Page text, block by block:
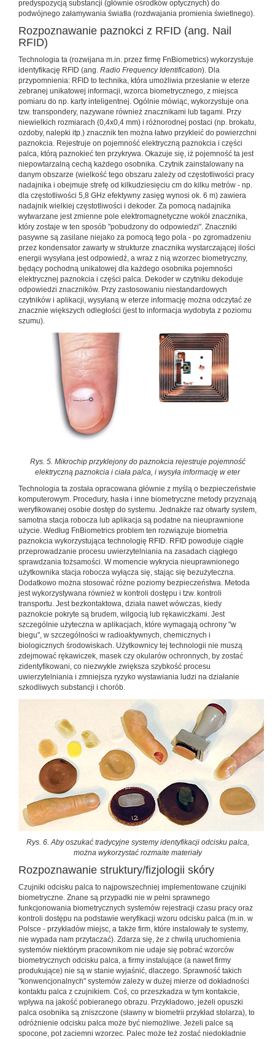
predyspozycją substancji (głównie ośrodków optycznych) do
podwójnego załamywania światła (rozdwajania promienia świetlnego).
Rozpoznawanie paznokci z RFID (ang. Nail
RFID)
Technologia ta (rozwijana m.in. przez firmę FnBiometrics) wykorzystuje
identyfikację RFID (ang. Radio Frequency Identification). Dla
przypomnienia: RFID to technika, która umożliwia przesłanie w eterze
zebranej unikatowej informacji, wzorca biometrycznego, z miejsca
pomiaru do np. karty inteligentnej. Ogólnie mówiąc, wykorzystuje ona
tzw. transpondery, nazywane również znacznikami lub tagami. Przy
niewielkich rozmiarach (0,4x0,4 mm) i różnorodnej postaci (np. brokatu,
ozdoby, nalepki itp.) znacznik ten można łatwo przykleić do powierzchni
paznokcia. Rejestruje on pojemność elektryczną paznokcia i części
palca, którą paznokieć ten przykrywa. Okazuje się, iż pojemność ta jest
niepowtarzalną cechą każdego osobnika. Czytnik zainstalowany na
danym obszarze (wielkość tego obszaru zależy od częstotliwości pracy
nadajnika i obejmuje strefę od kilkudziesięciu cm do kilku metrów - np.
dla częstotliwości 5,8 GHz efektywny zasięg wynosi ok. 6 m) zawiera
nadajnik wielkiej częstotliwości i dekoder. Za pomocą nadajnika
wytwarzane jest zmienne pole elektromagnetyczne wokół znacznika,
który zostaje w ten sposób "pobudzony do odpowiedzi". Znaczniki
pasywne są zasilane niejako za pomocą tego pola - po zgromadzeniu
przez kondensator zawarty w strukturze znacznika wystarczającej ilości
energii wysyłana jest odpowiedź, a wraz z nią wzorzec biometryczny,
będący pochodną unikatowej dla każdego osobnika pojemności
elektrycznej paznokcia i części palca. Dekoder w czytniku dekoduje
odpowiedzi znaczników. Przy zastosowaniu niestandardowych
czytników i aplikacji, wysyłaną w eterze informację można odczytać ze
znacznie większych odległości (jest to informacja wydobyta z poziomu
szumu).
Rys. 5. Mikrochip przyklejony do paznokcia rejestruje pojemność
elektryczną paznokcia i ciała palca, i wysyła informację w eter
Technologia ta została opracowana głównie z myślą o bezpieczeństwie
komputerowym. Procedury, hasła i inne biometryczne metody przyznają
weryfikowanej osobie dostęp do systemu. Jednakże raz otwarty system,
samotna stacja robocza lub aplikacja są podatne na nieuprawnione
użycie. Według FnBiometrics problem ten rozwiązuje biometria
paznokcia wykorzystująca technologię RFID. RFID powoduje ciągłe
przeprowadzanie procesu uwierzytelniania na zasadach ciągłego
sprawdzania tożsamości. W momencie wykrycia nieuprawnionego
użytkownika stacja robocza wyłącza się, stając się bezużyteczna.
Dodatkowo można stosować różne poziomy bezpieczeństwa. Metoda
jest wykorzystywana również w kontroli dostępu i tzw. kontroli
transportu. Jest bezkontaktowa, działa nawet wówczas, kiedy
paznokcie pokryte są brudem, wilgocią lub rękawiczkami. Jest
szczególnie użyteczna w aplikacjach, które wymagają ochrony "w
biegu", w szczególności w radioaktywnych, chemicznych i
biologicznych środowiskach. Użytkownicy tej technologii nie muszą
zdejmować rękawiczek, masek czy okularów ochronnych, by zostać
zidentyfikowani, co niezwykle zwiększa szybkość procesu
uwierzytelniania i zmniejsza ryzyko wystawiania ludzi na działanie
szkodliwych substancji i chorób.
Rys. 6. Aby oszukać tradycyjne systemy identyfikacji odcisku palca,
można wykorzystać rozmaite materiały
Rozpoznawanie struktury/fizjologii skóry
Czujniki odcisku palca to najpowszechniej implementowane czujniki
biometryczne. Znane są przypadki nie w pełni sprawnego
funkcjonowania biometrycznych systemów rejestracji czasu pracy oraz
kontroli dostępu na podstawie weryfikacji wzoru odcisku palca (m.in. w
Polsce - przykładów miejsc, a także firm, które instalowały te systemy,
nie wypada nam przytaczać). Zdarza się, że z chwilą uruchomienia
systemów niektórym pracownikom nie udaje się pobrać wzorców
biometrycznych odcisku palca, a firmy instalujące (a nawet firmy
produkujące) nie są w stanie wyjaśnić, dlaczego. Sprawność takich
"konwencjonalnych" systemów zależy w dużej mierze od dokładności
kontaktu palca z czujnikiem. Coś, co przeszkadza w tym kontakcie,
wpływa na jakość pobieranego obrazu. Przykładowo, jeżeli opuszki
palca osobnika są zniszczone (sławny w biometrii przykład stolarza), to
odróżnienie odcisku palca może być niemożliwe. Jeżeli palce są
spocone, pot zaciemni wzorzec. Palec może też zostać niedokładnie